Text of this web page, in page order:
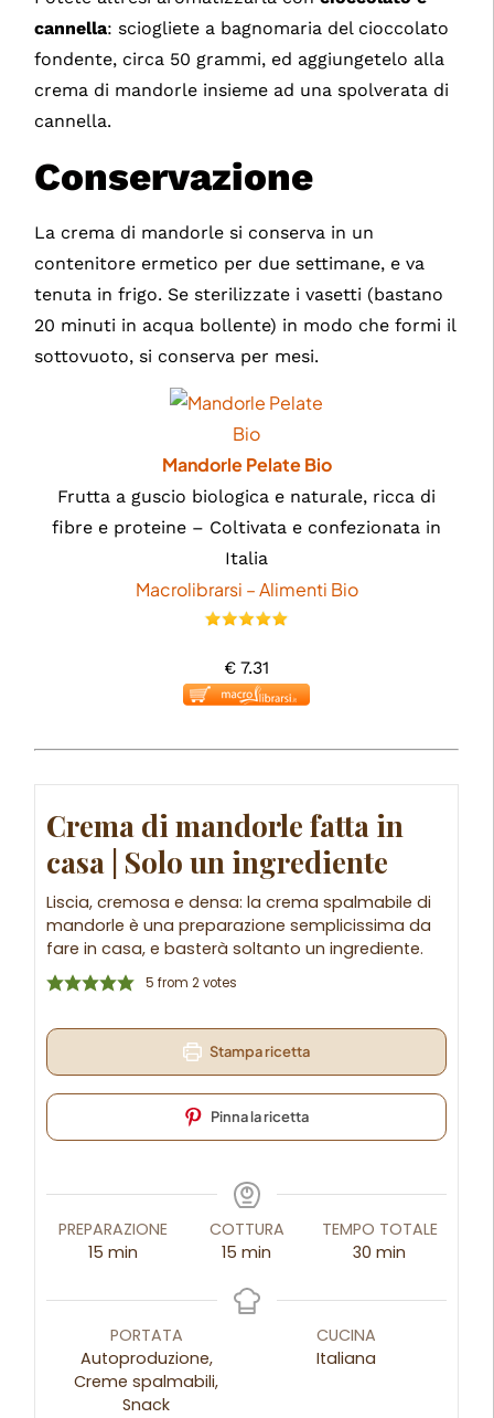
cannella: sciogliete a bagnomaria del cioccolato
fondente, circa 50 grammi, ed aggiungetelo alla
crema di mandorle insieme ad una spolverata di
cannella.
Conservazione
La crema di mandorle si conserva in un
contenitore ermetico per due settimane, e va
tenuta in frigo. Se sterilizzate i vasetti (bastano
20 minuti in acqua bollente) in modo che formi il
sottovuoto, si conserva per mesi.
Mandorle Pelate Bio
Frutta a guscio biologica e naturale, ricca di
fibre e proteine – Coltivata e confezionata in
Italia
Macrolibrarsi – Alimenti Bio
€ 7.31
Crema di mandorle fatta in
casa | Solo un ingrediente
Liscia, cremosa e densa: la crema spalmabile di
mandorle è una preparazione semplicissima da
fare in casa, e basterà soltanto un ingrediente.
5 from 2votes
Stampa ricetta
Pinna la ricetta
PREPARAZIONE
15 min
COTTURA
15 min
TEMPO TOTALE
30 min
PORTATA
Autoproduzione,
Creme spalmabili,
Snack
CUCINA
Italiana